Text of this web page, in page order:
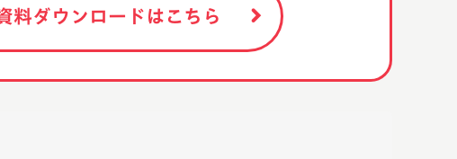
料ダウンロードはこちら